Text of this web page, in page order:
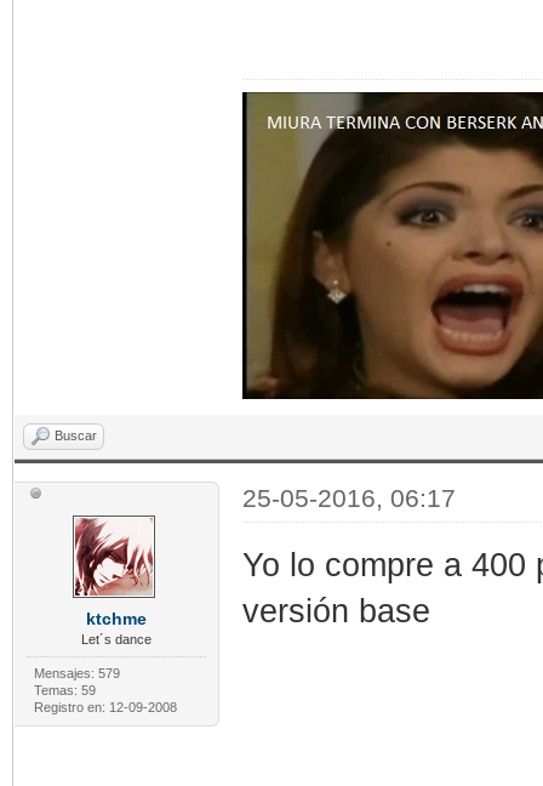
Buscar
ktchme
Let´s dance
Mensajes: 579
Temas: 59
Registro en: 12-09-2008
25-05-2016, 06:17
Yo lo compre a
versión base